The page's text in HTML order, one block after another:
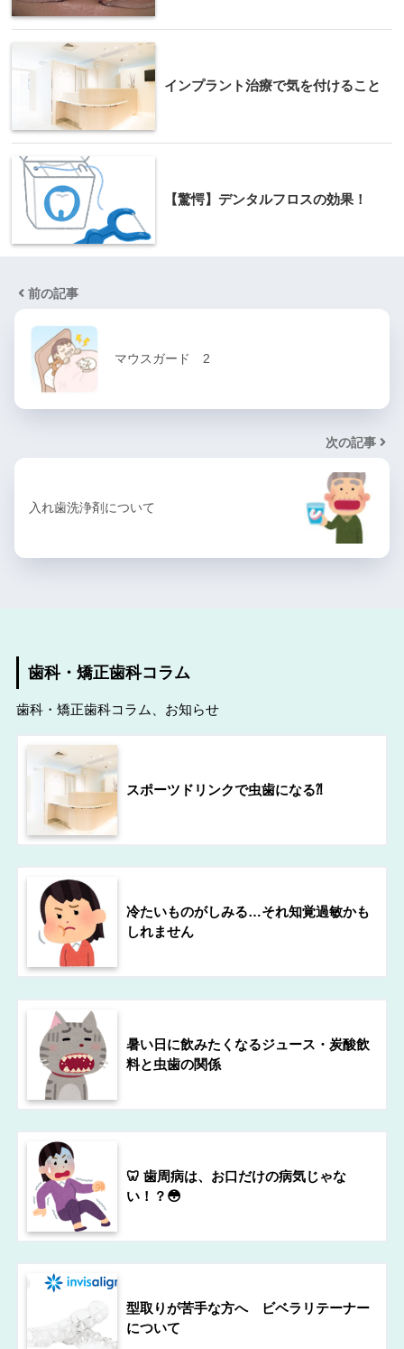
インプラント治療で気を付けること
【驚愕】デンタルフロスの効果！
前の記事
マウスガード 2
次の記事
入れ歯洗浄剤について
歯科・矯正歯科コラム
歯科・矯正歯科コラム、お知らせ
スポーツドリンクで虫歯になる⁈
冷たいものがしみる…それ知覚過敏かも
しれません
暑い日に飲みたくなるジュース・炭酸飲
料と虫歯の関係
🦷 歯周病は、お口だけの病気じゃな
い！？😳
型取りが苦手な方へ ビベラリテーナー
について